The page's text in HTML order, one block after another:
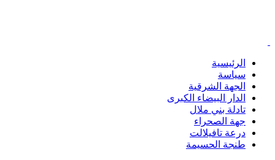
الرئيسية
سياسة
الجهة الشرقية
الدار البيضاء الكبرى
تادلة بني ملال
جهة الصحراء
درعة تافيلالت
طنجة الحسيمة